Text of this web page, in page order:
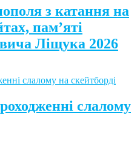
з катання на
пам’яті
Ліщука 2026
слалому